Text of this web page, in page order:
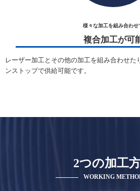
様々な加工を組み合わせ
複合加工が可
レーザー加工とその他の加工を組み合わせた
ンストップで供給可能です。
2つの加工
WORKING